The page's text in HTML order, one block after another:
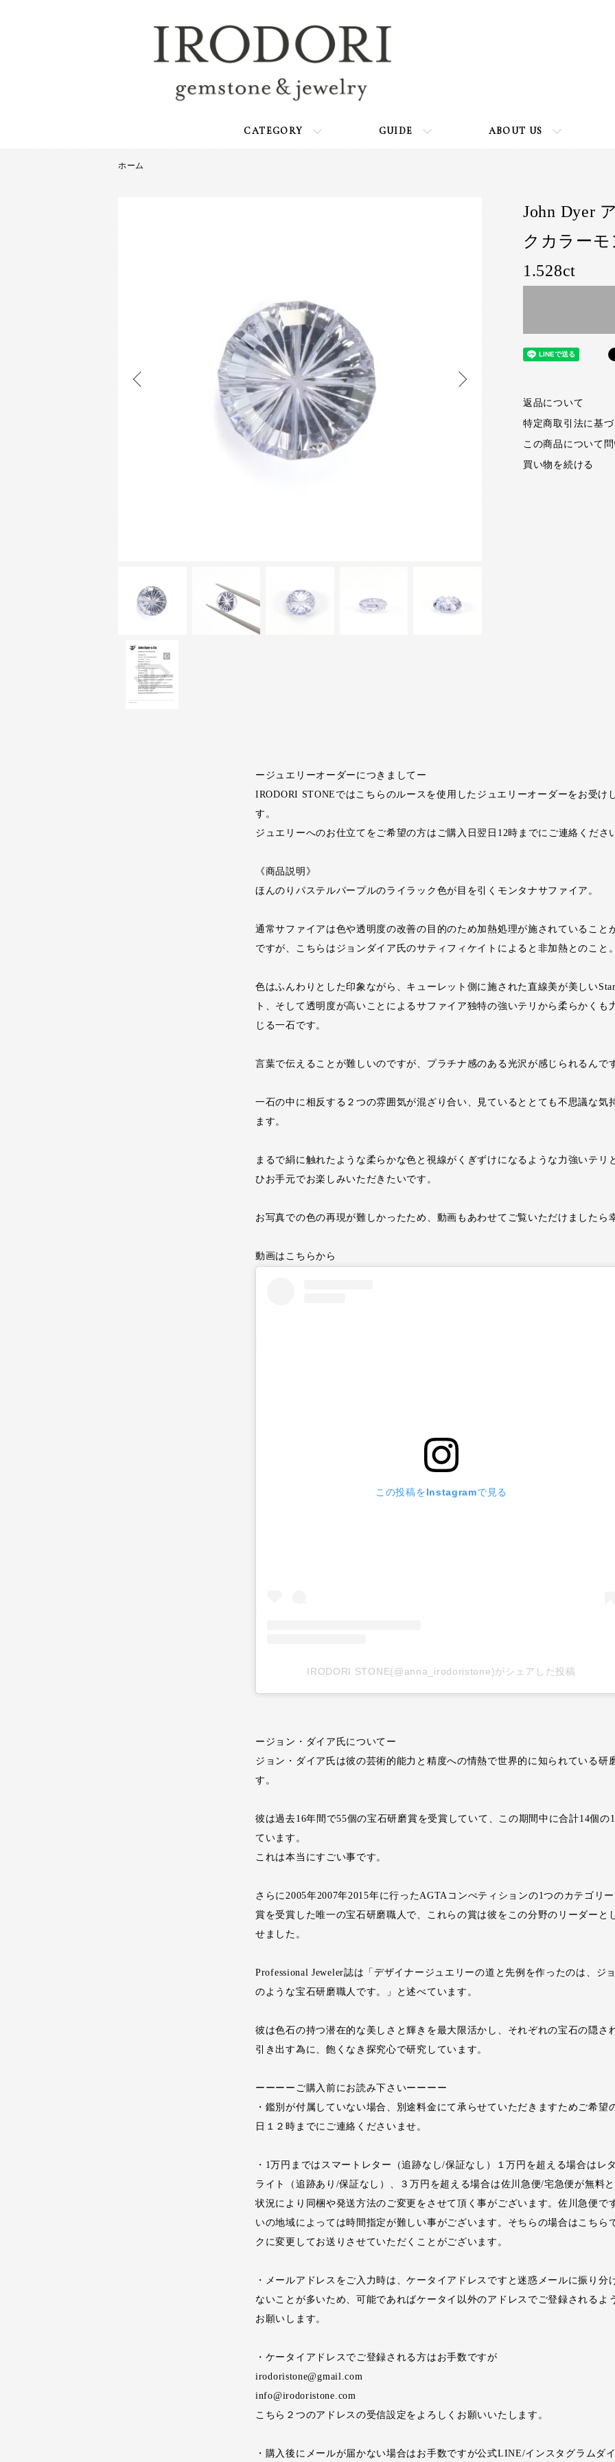
CATEGORY GUIDE ABOUT US
ホーム
John Dyer
クカラー
1.528ct
返品について
特定商取引法に基
この商品について
買い物を続ける
ージュエリーオーダーにつきましてー
IRODORI STONEではこちらのルースを使用したジュエリーオーダーをお受け
す。
ジュエリーへのお仕立てをご希望の方はご購入日翌日12時までにご連絡くださ
《商品説明》
ほんのりパステルパープルのライラック色が目を引くモンタナサファイア。
通常サファイアは色や透明度の改善の目的のため加熱処理が施されていること
ですが、こちらはジョンダイア氏のサティフィケイトによると非加熱とのこと。
色はふんわりとした印象ながら、キューレット側に施された直線美が美しい
ト、そして透明度が高いことによるサファイア独特の強いテリから柔らかくも
じる一石です。
言葉で伝えることが難しいのですが、プラチナ感のある光沢が感じられるんで
一石の中に相反する２つの雰囲気が混ざり合い、見ているととても不思議な気
ます。
まるで絹に触れたような柔らかな色と視線がくぎずけになるような力強いテリ
ひお手元でお楽しみいただきたいです。
お写真での色の再現が難しかったため、動画もあわせてご覧いただけましたら
動画はこちらから
この投稿をInstagramで見る
IRODORI STONE(@anna_irodoristone)がシェアした投稿
ージョン・ダイア氏についてー
ジョン・ダイア氏は彼の芸術的能力と精度への情熱で世界的に知られている研
す。
彼は過去16年間で55個の宝石研磨賞を受賞していて、この期間中に合計14個の
ています。
これは本当にすごい事です。
さらに2005年2007年2015年に行ったAGTAコンぺティションの1つのカテゴリ
賞を受賞した唯一の宝石研磨職人で、これらの賞は彼をこの分野のリーダーと
せました。
Professional Jeweler誌は「デザイナージュエリーの道と先例を作ったのは、ジ
のような宝石研磨職人です。」と述べています。
彼は色石の持つ潜在的な美しさと輝きを最大限活かし、それぞれの宝石の隠さ
引き出す為に、飽くなき探究心で研究しています。
ーーーーご購入前にお読み下さいーーーー
・鑑別が付属していない場合、別途料金にて承らせていただきますためご希望
日１２時までにご連絡くださいませ。
・1万円まではスマートレター（追跡なし/保証なし）１万円を超える場合はレ
ライト（追跡あり/保証なし）、３万円を超える場合は佐川急便/宅急便が無料と
状況により同梱や発送方法のご変更をさせて頂く事がございます。佐川急便で
いの地域によっては時間指定が難しい事がございます。そちらの場合はこちら
クに変更してお送りさせていただくことがございます。
・メールアドレスをご入力時は、ケータイアドレスですと迷惑メールに振り分
ないことが多いため、可能であればケータイ以外のアドレスでご登録されるよ
お願いします。
・ケータイアドレスでご登録される方はお手数ですが
irodoristone@gmail.com
info@irodoristone.com
こちら２つのアドレスの受信設定をよろしくお願いいたします。
・購入後にメールが届かない場合はお手数ですが公式LINE/インスタグラムダ